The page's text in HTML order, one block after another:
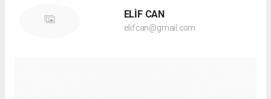
ELİF CAN
elifcan@gmail.com